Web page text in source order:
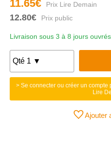
11.65€
12.80€
Livraison sous 3 à 8 jours ouvrés
> Se connecter ou créer un compte
Lire
Ajouter